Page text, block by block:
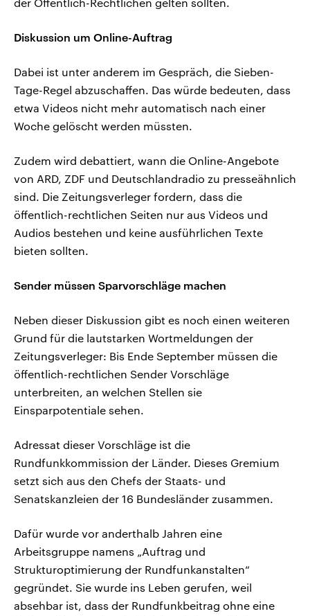
der Öffentlich-Rechtlichen gelten sollten.
Diskussion um Online-Auftrag
Dabei ist unter anderem im Gespräch, die Sieben-
Tage-Regel abzuschaffen. Das würde bedeuten, dass
etwa Videos nicht mehr automatisch nach einer
Woche gelöscht werden müssten.
Zudem wird debattiert, wann die Online-Angebote
von ARD, ZDF und Deutschlandradio zu presseähnlich
sind. Die Zeitungsverleger fordern, dass die
öffentlich-rechtlichen Seiten nur aus Videos und
Audios bestehen und keine ausführlichen Texte
bieten sollten.
Sender müssen Sparvorschläge machen
Neben dieser Diskussion gibt es noch einen weiteren
Grund für die lautstarken Wortmeldungen der
Zeitungsverleger: Bis Ende September müssen die
öffentlich-rechtlichen Sender Vorschläge
unterbreiten, an welchen Stellen sie
Einsparpotentiale sehen.
Adressat dieser Vorschläge ist die
Rundfunkkommission der Länder. Dieses Gremium
setzt sich aus den Chefs der Staats- und
Senatskanzleien der 16 Bundesländer zusammen.
Dafür wurde vor anderthalb Jahren eine
Arbeitsgruppe namens „Auftrag und
Strukturoptimierung der Rundfunkanstalten“
gegründet. Sie wurde ins Leben gerufen, weil
absehbar ist, dass der Rundfunkbeitrag ohne eine